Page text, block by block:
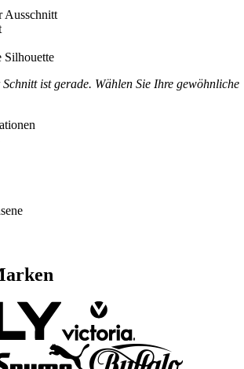
Ausschnitt
Silhouette
ist gerade. Wählen Sie Ihre gewöhnliche